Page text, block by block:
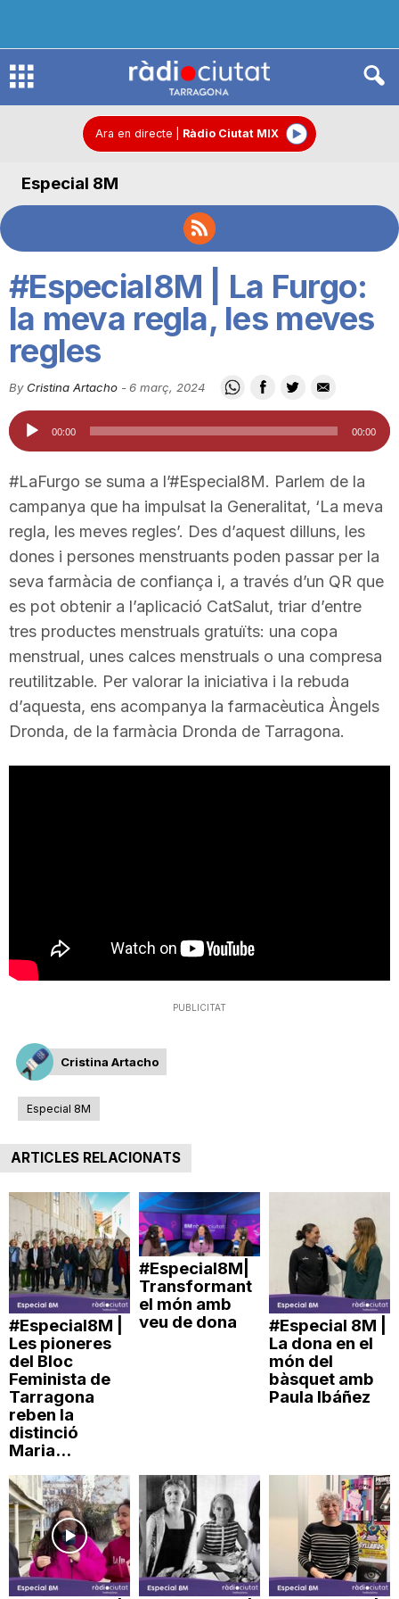
R
d
C
u
a
d
a
g
o
a
Ara en directe Ràdio Ciutat MIX
Especial 8M
#Especial8M | La Furgo:
la meva regla, les meves
regles
By Cristina Artacho -6 març, 2024
Reproductor
d'àudio
00:00 00:00
#LaFurgo se suma a l’#Especial8M. Parlem de la
campanya que ha impulsat la Generalitat, ‘La meva
regla, les meves regles’. Des d’aquest dilluns, les
dones i persones menstruants poden passar per la
seva farmàcia de confiança i, a través d’un QR que
es pot obtenir a l’aplicació CatSalut, triar d’entre
tres productes menstruals gratuïts: una copa
menstrual, unes calces menstruals o una compresa
reutilitzable. Per valorar la iniciativa i la rebuda
d’aquesta, ens acompanya la farmacèutica Àngels
Dronda, de la farmàcia Dronda de Tarragona.
PUBLICITAT
Cristina Artacho
Especial 8M
ARTICLES RELACIONATS
#Especial8M |
Les pioneres
del Bloc
Feminista de
Tarragona
reben la
distinció
Maria...
#Especial8M|
Transformant
el món amb
veu de dona
#Especial 8M |
La dona en el
món del
bàsquet amb
Paula Ibáñez